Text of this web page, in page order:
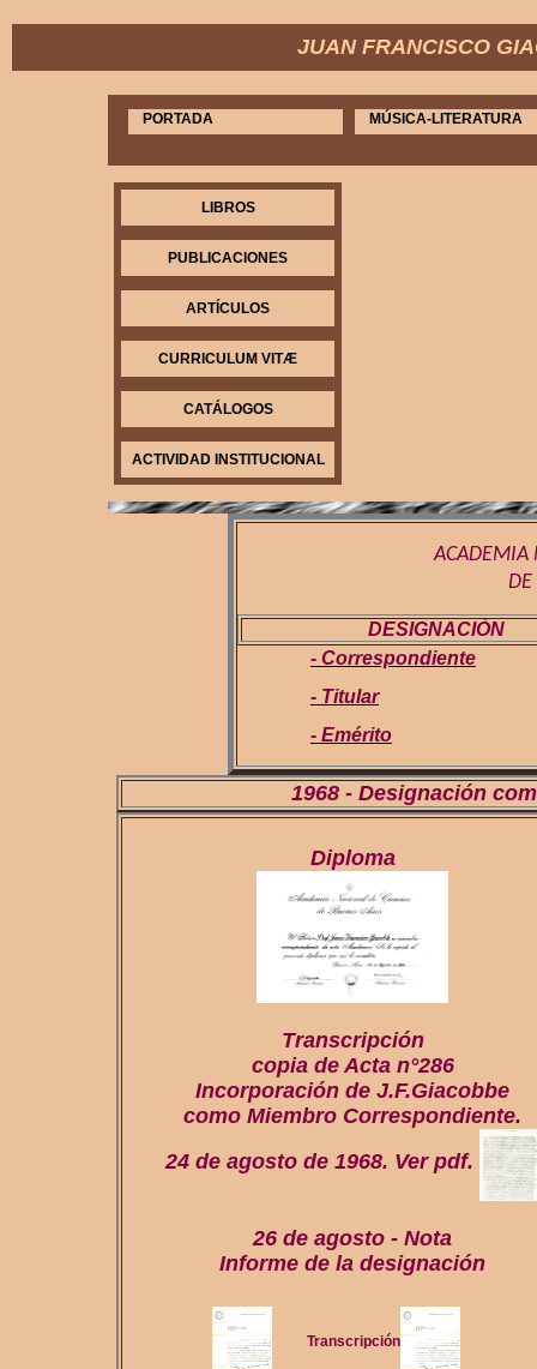
JUAN FRANCISCO
PORTADA MÚSICA-LITERATURA
LIBROS
PUBLICACIONES
ARTÍCULOS
CURRICULUM VITÆ
CATÁLOGOS
ACTIVIDAD INSTITUCIONAL
ACADEMIA
DE
DESIGNACIÓN
- Correspondiente
- Titular
- Emérito
1968 - Designación
Diploma
Transcripción
copia de Acta n°286
Incorporación de J.F.Giacobbe
como Miembro Correspondiente.
24 de agosto de 1968. Ver pdf.
26 de agosto - Nota
Informe de la designación
Transcripción